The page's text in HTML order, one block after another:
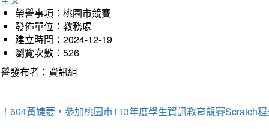
榮譽事項：桃園市競賽
發佈單位：教務處
建立時間：2024-12-19
瀏覽次數：526
發布者：資訊組
604黃婕菱，參加桃園市113年度學生資訊教育競賽Scratch